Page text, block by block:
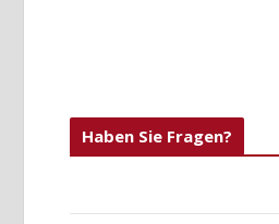
Haben Sie Fragen?